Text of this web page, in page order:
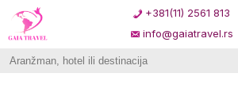
+381(11) 2561 813
info@gaiatravel.rs